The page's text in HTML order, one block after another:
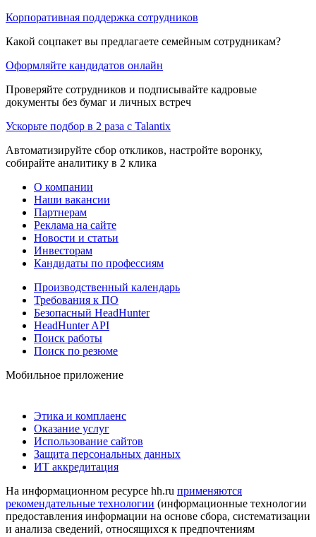
Корпоративная поддержка сотрудников
Какой соцпакет вы предлагаете семейным сотрудникам?
Оформляйте кандидатов онлайн
Проверяйте сотрудников и подписывайте кадровые
документы без бумаг и личных встреч
Ускорьте подбор в 2 раза с Talantix
Автоматизируйте сбор откликов, настройте воронку,
собирайте аналитику в 2 клика
О компании
Наши вакансии
Партнерам
Реклама на сайте
Новости и статьи
Инвесторам
Кандидаты по профессиям
Производственный календарь
Требования к ПО
Безопасный HeadHunter
HeadHunter API
Поиск работы
Поиск по резюме
Мобильное приложение
Этика и комплаенс
Оказание услуг
Использование сайтов
Защита персональных данных
ИТ аккредитация
На информационном ресурсе hh.ru применяются
рекомендательные технологии (информационные технологии
предоставления информации на основе сбора, систематизации
и анализа сведений, относящихся к предпочтениям